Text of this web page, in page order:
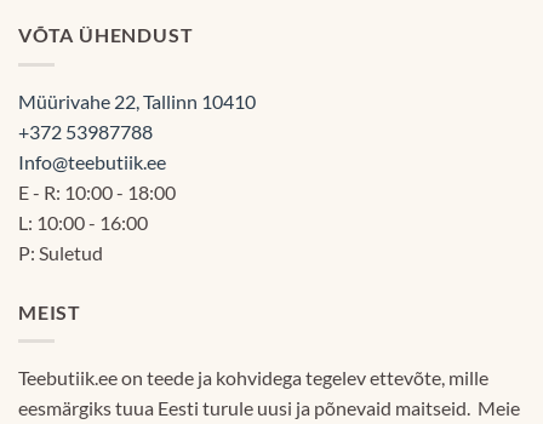
VÕTA ÜHENDUST
Müürivahe 22, Tallinn 10410
+372 53987788
Info@teebutiik.ee
E - R: 10:00 - 18:00
L: 10:00 - 16:00
P: Suletud
MEIST
Teebutiik.ee on teede ja kohvidega tegelev ettevõte, mille
eesmärgiks tuua Eesti turule uusi ja põnevaid maitseid. Meie